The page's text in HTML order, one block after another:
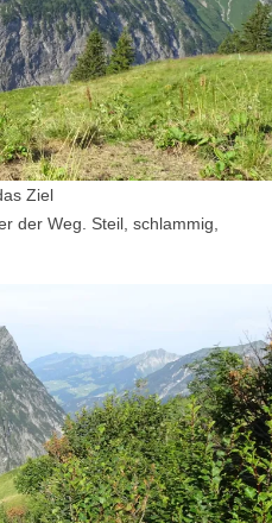
Ziel
der Weg. Steil, schlammig,